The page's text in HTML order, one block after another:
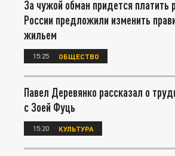
За чужой обман придется платить
России предложили изменить
жильем
15:25 ОБЩЕСТВО
Павел Деревянко рассказал о
с Зоей Фуць
15:20 КУЛЬТУРА